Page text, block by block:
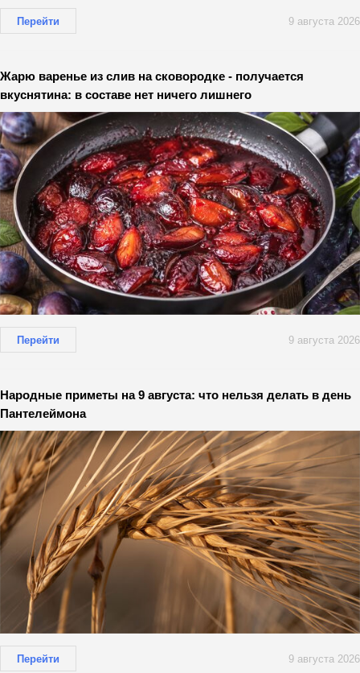
Перейти 9 августа 2026
Жарю варенье из слив на сковородке - получается
вкуснятина: в составе нет ничего лишнего
Перейти 9 августа 2026
Народные приметы на 9 августа: что нельзя делать в день
Пантелеймона
Перейти 9 августа 2026